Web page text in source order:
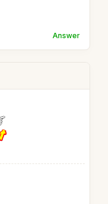
Answer